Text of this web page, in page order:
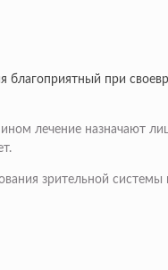
благоприятный при
лечение назначают
зрительной